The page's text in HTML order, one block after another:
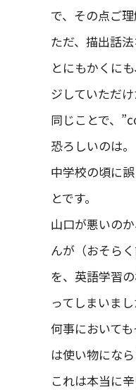
で、その点ご
ただ、描出話
とにもかくに
ジしていただけ
同じことで、
恐ろしいのは。
中学校の頃に
とです。
山口が悪いの
んが（おそら
を、英語学習
ってしまいまし
何事において
は使い物にな
これは本当に辛